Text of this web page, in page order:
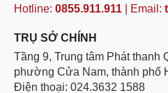
Hotline: 0855.911.911 | Email:
TRỤ SỞ CHÍNH
Tầng 9, Trung tâm Phát thanh
phường Cửa Nam, thành phố
Điện thoại: 024.3632 1588